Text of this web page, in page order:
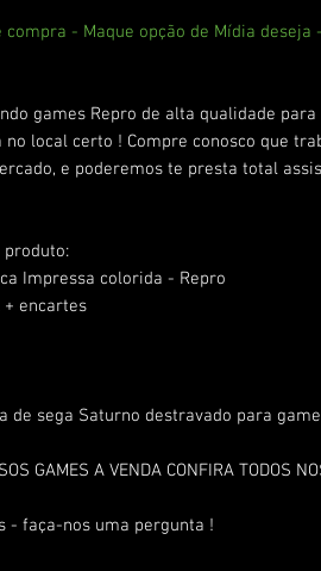
compra - Maque opção de Mídia deseja -
games Repro de alta qualidade
no local certo ! Compre conosco que
e poderemos te presta total
produto:
Impressa colorida - Repro
+ encartes
de sega Saturno destravado para
GAMES A VENDA CONFIRA TODOS
- faça-nos uma pergunta !